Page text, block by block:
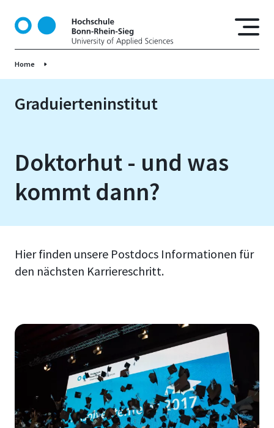
t
Home
Graduierteninstitut
Doktorhut - und was
kommt dann?
Hier finden unsere Postdocs Informationen für
den nächsten Karriereschritt.